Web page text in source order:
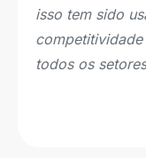
isso tem sido
todos os setores